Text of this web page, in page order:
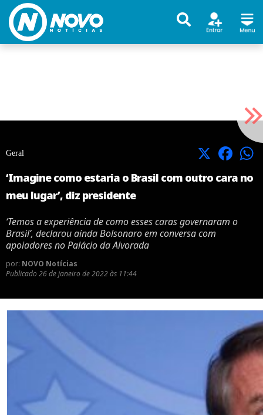
Geral X Facebook
‘Imagine como estaria o Brasil com outro cara no
meu lugar’, diz presidente
‘Temos a experiência de como esses caras governaram o
Brasil’, declarou ainda Bolsonaro em conversa com
apoiadores no Palácio da Alvorada
por: NOVO Notícias
Publicado 26 de janeiro de 2022 às 11:44